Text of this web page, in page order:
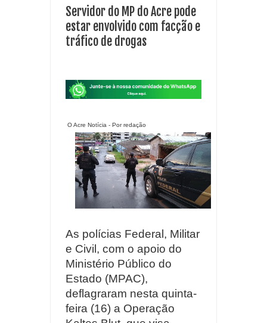
Servidor do MP do Acre pode
estar envolvido com facção e
tráfico de drogas
O Acre Notícia - Por redação
As polícias Federal, Militar
e Civil, com o apoio do
Ministério Público do
Estado (MPAC),
deflagraram nesta quinta-
feira (16) a Operação